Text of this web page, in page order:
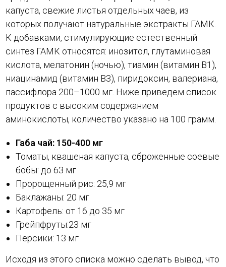
капуста, свежие листья отдельных чаев, из
которых получают натуральные экстракты ГАМК.
К добавками, стимулирующие естественный
синтез ГАМК относятся: инозитол, глутаминовая
кислота, мелатонин (ночью), тиамин (витамин B1),
ниацинамид (витамин B3), пиридоксин, валериана,
пассифлора 200–1000 мг. Ниже приведем список
продуктов с высоким содержанием
аминокислоты, количество указано на 100 грамм.
Габа чай: 150-400 мг
Томаты, квашеная капуста, сброженные соевые
бобы: до 63 мг
Пророщенный рис: 25,9 мг
Баклажаны: 20 мг
Картофель: от 16 до 35 мг
Грейпфруты:23 мг
Персики: 13 мг
Исходя из этого списка можно сделать вывод, что